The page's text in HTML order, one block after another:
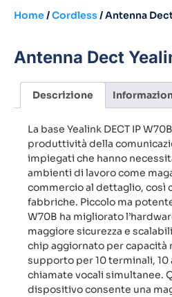
Home/Cordless/ Antenna
Antenna Dect
Descrizione
La base Yealink DECT IP
produttività della
impiegati che hanno
ambienti di lavoro come
commercio al dettaglio, così
fabbriche. Piccolo ma
W70B ha migliorato
maggiore sicurezza e
chip aggiornato per capacità
supporto per 10 terminali, 10
chiamate vocali simultanee.
dispositivo consente una